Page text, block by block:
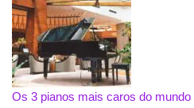
Os 3 pianos mais caros do mundo